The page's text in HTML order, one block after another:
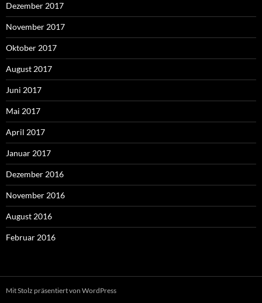
Dezember 2017
November 2017
Oktober 2017
August 2017
Juni 2017
Mai 2017
April 2017
Januar 2017
Dezember 2016
November 2016
August 2016
Februar 2016
Mit Stolz präsentiert von WordPress